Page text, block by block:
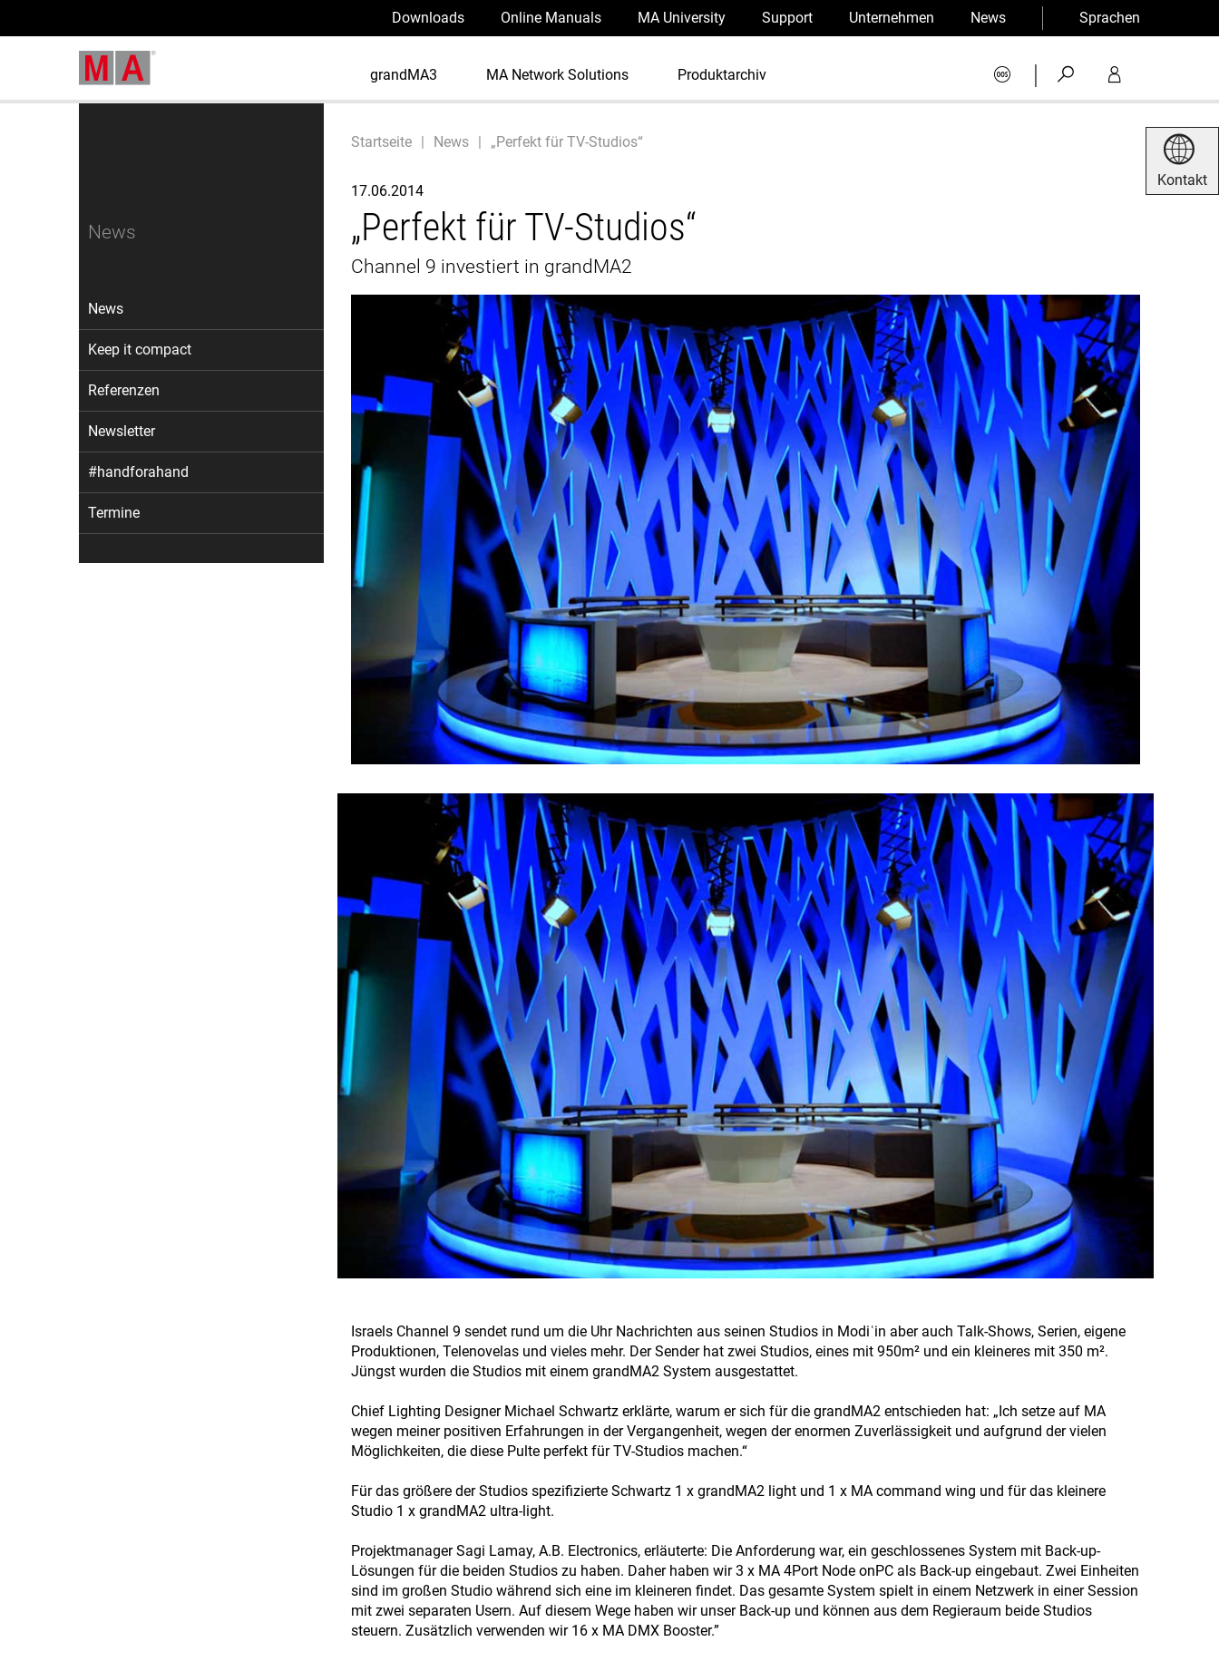
Downloads Online Manuals MA University Support Unternehmen News Sprachen
grandMA3 MA Network Solutions Produktarchiv |
News
News
Keep it compact
Referenzen
Newsletter
#handforahand
Termine
Startseite News „Perfekt für TV-Studios“
Kontakt
17.06.2014
„Perfekt für TV-Studios“
Channel 9 investiert in grandMA2
Israels Channel 9 sendet rund um die Uhr Nachrichten aus seinen Studios in Modiʿin aber auch Talk-Shows, Serien, eigene
Produktionen, Telenovelas und vieles mehr. Der Sender hat zwei Studios, eines mit 950m² und ein kleineres mit 350 m².
Jüngst wurden die Studios mit einem grandMA2 System ausgestattet.
Chief Lighting Designer Michael Schwartz erklärte, warum er sich für die grandMA2 entschieden hat: „Ich setze auf MA
wegen meiner positiven Erfahrungen in der Vergangenheit, wegen der enormen Zuverlässigkeit und aufgrund der vielen
Möglichkeiten, die diese Pulte perfekt für TV-Studios machen.“
Für das größere der Studios spezifizierte Schwartz 1 x grandMA2 light und 1 x MA command wing und für das kleinere
Studio 1 x grandMA2 ultra-light.
Projektmanager Sagi Lamay, A.B. Electronics, erläuterte: Die Anforderung war, ein geschlossenes System mit Back-up-
Lösungen für die beiden Studios zu haben. Daher haben wir 3 x MA 4Port Node onPC als Back-up eingebaut. Zwei Einheiten
sind im großen Studio während sich eine im kleineren findet. Das gesamte System spielt in einem Netzwerk in einer Session
mit zwei separaten Usern. Auf diesem Wege haben wir unser Back-up und können aus dem Regieraum beide Studios
steuern. Zusätzlich verwenden wir 16 x MA DMX Booster.”